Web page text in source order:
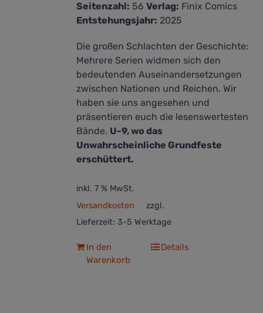
Seitenzahl: 56Verlag: Finix Comics
Entstehungsjahr: 2025
Die großen Schlachten der Geschichte:
Mehrere Serien widmen sich den
bedeutenden Auseinandersetzungen
zwischen Nationen und Reichen. Wir
haben sie uns angesehen und
präsentieren euch die lesenswertesten
Bände. U-9, wo das
Unwahrscheinliche Grundfeste
erschüttert.
inkl. 7 % MwSt.
zzgl.
Versandkosten
Lieferzeit: 3-5 Werktage
In den
Warenkorb
Details